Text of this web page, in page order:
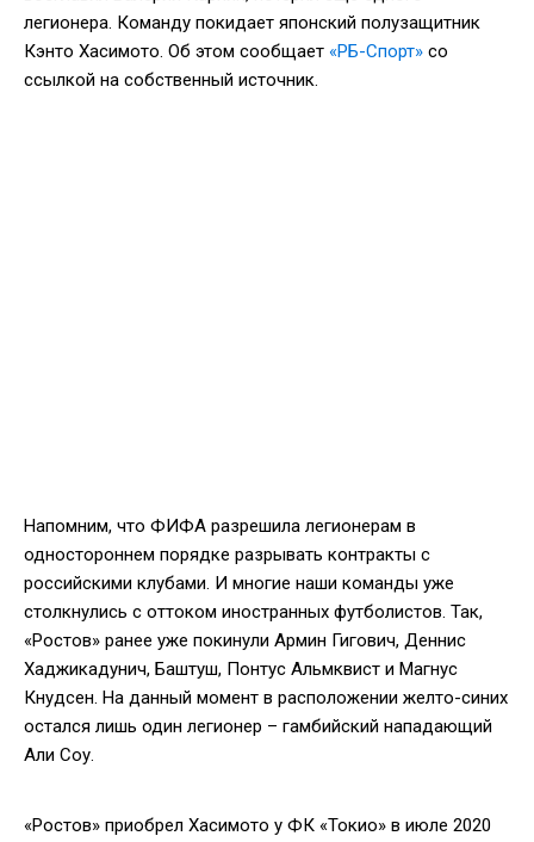
легионера. Команду покидает японский полузащитник
Кэнто Хасимото. Об этом сообщает «РБ-Спорт» со
ссылкой на собственный источник.
Напомним, что ФИФА разрешила легионерам в
одностороннем порядке разрывать контракты с
российскими клубами. И многие наши команды уже
столкнулись с оттоком иностранных футболистов. Так,
«Ростов» ранее уже покинули Армин Гигович, Деннис
Хаджикадунич, Баштуш, Понтус Альмквист и Магнус
Кнудсен. На данный момент в расположении желто-синих
остался лишь один легионер – гамбийский нападающий
Али Соу.
«Ростов» приобрел Хасимото у ФК «Токио» в июле 2020